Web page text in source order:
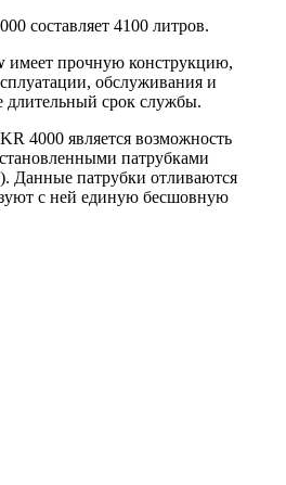
составляет 4100 литров.
имеет прочную конструкцию,
обслуживания и
длительный срок службы.
4000 является возможность
патрубками
Данные патрубки отливаются
с ней единую бесшовную